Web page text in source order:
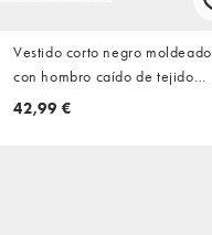
Vestido corto negro moldeado
con hombro caído de tejido
efecto neopreno de ASOS
42,99 €